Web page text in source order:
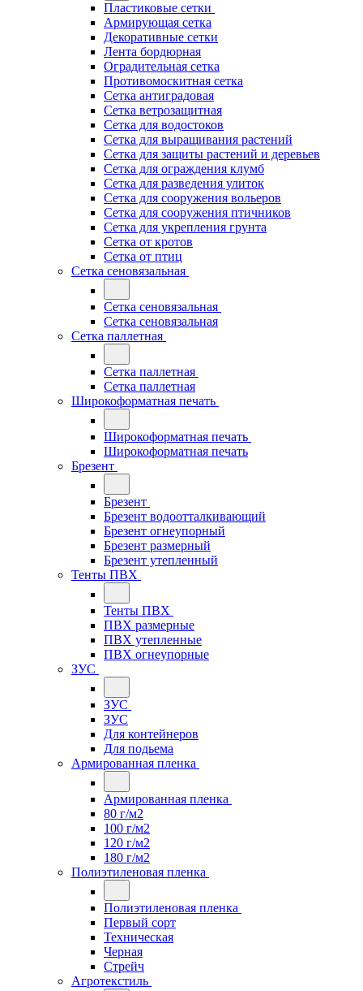
Пластиковые сетки
Армирующая сетка
Декоративные сетки
Лента бордюрная
Оградительная сетка
Противомоскитная сетка
Сетка антиградовая
Сетка ветрозащитная
Сетка для водостоков
Сетка для выращивания растений
Сетка для защиты растений и деревьев
Сетка для ограждения клумб
Сетка для разведения улиток
Сетка для сооружения вольеров
Сетка для сооружения птичников
Сетка для укрепления грунта
Сетка от кротов
Сетка от птиц
Сетка сеновязальная
Сетка сеновязальная
Сетка сеновязальная
Сетка паллетная
Сетка паллетная
Сетка паллетная
Широкоформатная печать
Широкоформатная печать
Широкоформатная печать
Брезент
Брезент
Брезент водоотталкивающий
Брезент огнеупорный
Брезент размерный
Брезент утепленный
Тенты ПВХ
Тенты ПВХ
ПВХ размерные
ПВХ утепленные
ПВХ огнеупорные
ЗУС
ЗУС
ЗУС
Для контейнеров
Для подьема
Армированная пленка
Армированная пленка
80 г/м2
100 г/м2
120 г/м2
180 г/м2
Полиэтиленовая пленка
Полиэтиленовая пленка
Первый сорт
Техническая
Черная
Стрейч
Агротекстиль